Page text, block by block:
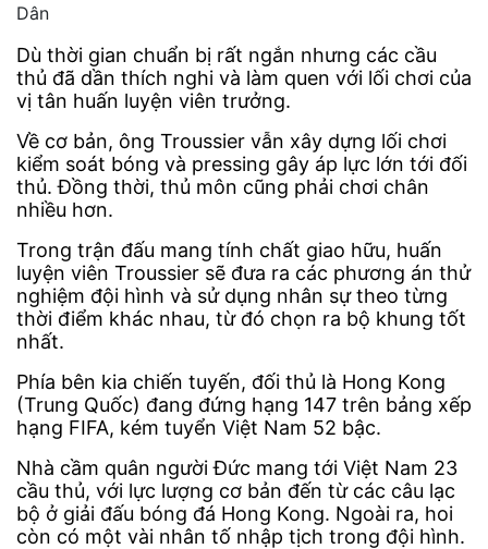
Dân
Dù thời gian chuẩn bị rất ngắn nhưng các cầu
thủ đã dần thích nghi và làm quen với lối chơi của
vị tân huấn luyện viên trưởng.
Về cơ bản, ông Troussier vẫn xây dựng lối chơi
kiểm soát bóng và pressing gây áp lực lớn tới đối
thủ. Đồng thời, thủ môn cũng phải chơi chân
nhiều hơn.
Trong trận đấu mang tính chất giao hữu, huấn
luyện viên Troussier sẽ đưa ra các phương án thử
nghiệm đội hình và sử dụng nhân sự theo từng
thời điểm khác nhau, từ đó chọn ra bộ khung tốt
nhất.
Phía bên kia chiến tuyến, đối thủ là Hong Kong
(Trung Quốc) đang đứng hạng 147 trên bảng xếp
hạng FIFA, kém tuyển Việt Nam 52 bậc.
Nhà cầm quân người Đức mang tới Việt Nam 23
cầu thủ, với lực lượng cơ bản đến từ các câu lạc
bộ ở giải đấu bóng đá Hong Kong. Ngoài ra, hoi
còn có một vài nhân tố nhập tịch trong đội hình.